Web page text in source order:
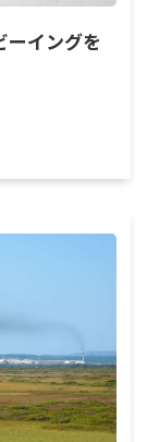
ーイングを